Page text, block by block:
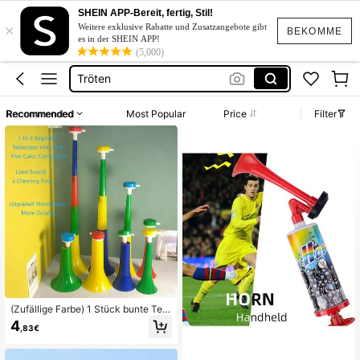
BEKOMME
×
SHEIN APP-Bereit, fertig, Stil!
Weitere exklusive Rabatte und Zusatzangebote gibt
es in der SHEIN APP!
(5,000)
Hupe
Horn
Vuvuzela
Tröten
Hupe
Horn
Recommended Most Popular Price Filter
(Zufällige Farbe) 1 Stück bunte Tele
skop-Cheer-Horn, steigert die Spiel
atmosphäre, geeignet für Fußball, B
4,83€